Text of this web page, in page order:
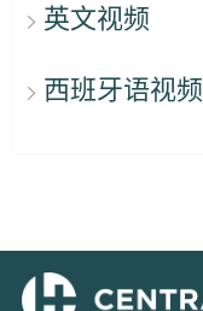
英文视频
西班牙语视频